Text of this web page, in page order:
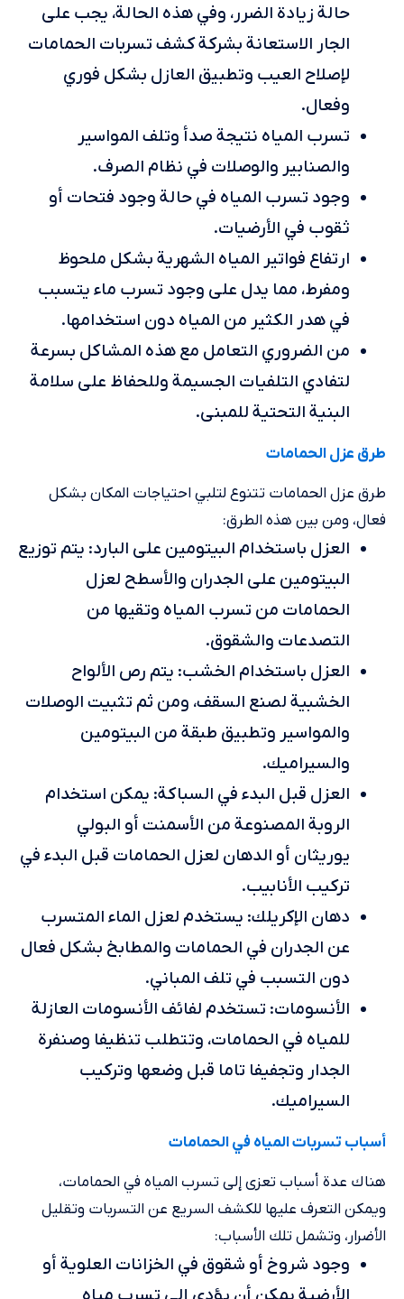
حالة زيادة الضرر، وفي هذه الحالة، يجب على
الجار الاستعانة بشركة كشف تسربات الحمامات
لإصلاح العيب وتطبيق العازل بشكل فوري
وفعال.
تسرب المياه نتيجة صدأ وتلف المواسير
والصنابير والوصلات في نظام الصرف.
وجود تسرب المياه في حالة وجود فتحات أو
ثقوب في الأرضيات.
ارتفاع فواتير المياه الشهرية بشكل ملحوظ
ومفرط، مما يدل على وجود تسرب ماء يتسبب
في هدر الكثير من المياه دون استخدامها.
من الضروري التعامل مع هذه المشاكل بسرعة
لتفادي التلفيات الجسيمة وللحفاظ على سلامة
البنية التحتية للمبنى.
طرق عزل الحمامات
طرق عزل الحمامات تتنوع لتلبي احتياجات المكان بشكل
فعال، ومن بين هذه الطرق:
العزل باستخدام البيتومين على البارد: يتم توزيع
البيتومين على الجدران والأسطح لعزل
الحمامات من تسرب المياه وتقيها من
التصدعات والشقوق.
العزل باستخدام الخشب: يتم رص الألواح
الخشبية لصنع السقف، ومن ثم تثبيت الوصلات
والمواسير وتطبيق طبقة من البيتومين
والسيراميك.
العزل قبل البدء في السباكة: يمكن استخدام
الروبة المصنوعة من الأسمنت أو البولي
يوريثان أو الدهان لعزل الحمامات قبل البدء في
تركيب الأنابيب.
دهان الإكريلك: يستخدم لعزل الماء المتسرب
عن الجدران في الحمامات والمطابخ بشكل فعال
دون التسبب في تلف المباني.
الأنسومات: تستخدم لفائف الأنسومات العازلة
للمياه في الحمامات، وتتطلب تنظيفا وصنفرة
الجدار وتجفيفا تاما قبل وضعها وتركيب
السيراميك.
أسباب تسربات المياه في الحمامات
هناك عدة أسباب تعزى إلى تسرب المياه في الحمامات،
ويمكن التعرف عليها للكشف السريع عن التسربات وتقليل
الأضرار، وتشمل تلك الأسباب:
وجود شروخ أو شقوق في الخزانات العلوية أو